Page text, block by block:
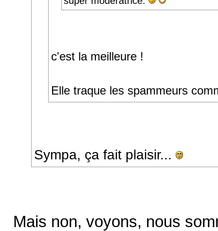
c'est la meilleure !
Elle traque les spammeurs
Sympa, ça fait plaisir...
Mais non, voyons, nous